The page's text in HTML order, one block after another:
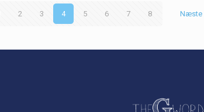
2 3 4 5 6 7 8 Næste